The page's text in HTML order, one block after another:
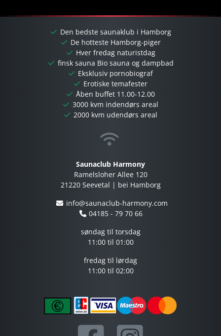
Den bedste saunaklub i Hamborg
De hotteste Hamborg-piger
Hver fredag ​​naturistdag
finsk sauna Bio sauna og dampbad
Eksklusiv pornobiograf
Erotiske temafester
Åben buffet 11.00-12.00
3000 kvm indendørs areal
2000 kvm udendørs areal
Saunaclub Harmony
Ramelsloher Allee 120
21220 Seevetal | bei Hamborg
info@saunaclub-harmony.com
04185 - 79 70 66
søndag til torsdag
11:00 til 01:00
fredag ​​til lørdag
11:00 til 02:00